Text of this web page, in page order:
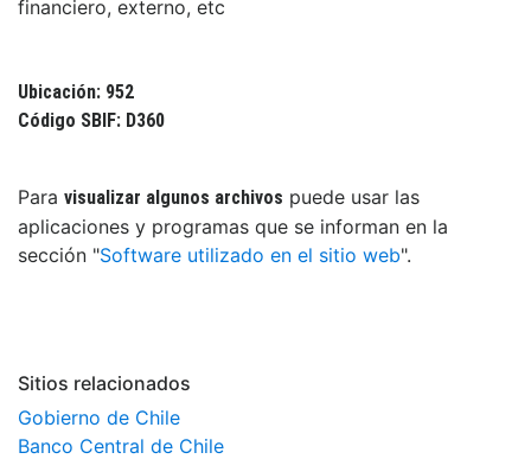
financiero, externo, etc
Ubicación: 952
Código SBIF: D360
Para visualizar algunos archivos puede usar las
aplicaciones y programas que se informan en la
sección "Software utilizado en el sitio web".
Sitios relacionados
Gobierno de Chile
Banco Central de Chile